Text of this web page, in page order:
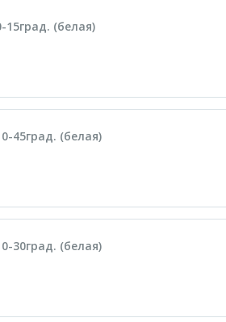
(белая)
45град. (белая)
30град. (белая)